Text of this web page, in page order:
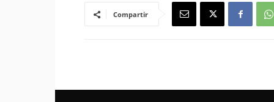
Compartir